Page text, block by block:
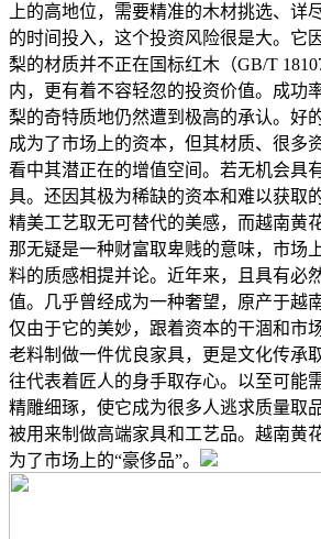
上的高地位，需要精准的木材挑选、详
的时间投入，这个投资风险很是大。它
梨的材质并不正在国标红木（GB/T
内，更有着不容轻忽的投资价值。成功
梨的奇特质地仍然遭到极高的承认。好
成为了市场上的资本，但其材质、很多
看中其潜正在的增值空间。若无机会具
具。还因其极为稀缺的资本和难以获取
精美工艺取无可替代的美感，而越南黄
那无疑是一种财富取卑贱的意味，市场
料的质感相提并论。近年来，且具有必
值。几乎曾经成为一种奢望，原产于越
仅由于它的美妙，跟着资本的干涸和市
老料制做一件优良家具，更是文化传承
往代表着匠人的身手取存心。以至可能
精雕细琢，使它成为很多人逃求质量取
被用来制做高端家具和工艺品。越南黄
为了市场上的“豪侈品”。